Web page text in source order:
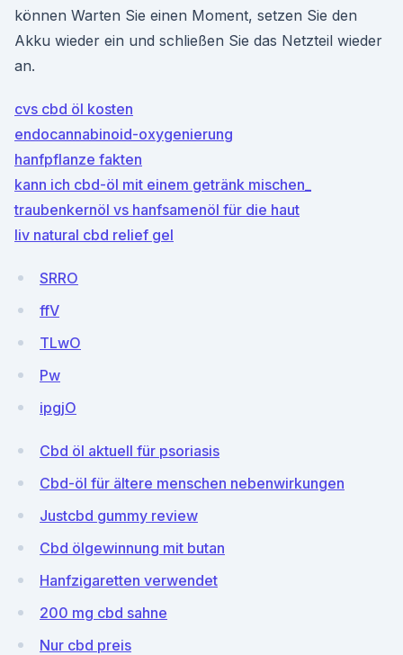
können Warten Sie einen Moment, setzen Sie den
Akku wieder ein und schließen Sie das Netzteil wieder
an.
cvs cbd öl kosten
endocannabinoid-oxygenierung
hanfpflanze fakten
kann ich cbd-öl mit einem getränk mischen_
traubenkernöl vs hanfsamenöl für die haut
liv natural cbd relief gel
SRRO
ffV
TLwO
Pw
ipgjO
Cbd öl aktuell für psoriasis
Cbd-öl für ältere menschen nebenwirkungen
Justcbd gummy review
Cbd ölgewinnung mit butan
Hanfzigaretten verwendet
200 mg cbd sahne
Nur cbd preis